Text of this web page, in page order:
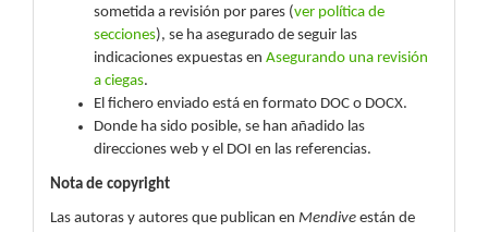
sometida a revisión por pares (ver política de
secciones), se ha asegurado de seguir las
indicaciones expuestas en Asegurando una revisión
a ciegas.
El fichero enviado está en formato DOC o DOCX.
Donde ha sido posible, se han añadido las
direcciones web y el DOI en las referencias.
Nota de copyright
Las autoras y autores que publican en Mendive están de